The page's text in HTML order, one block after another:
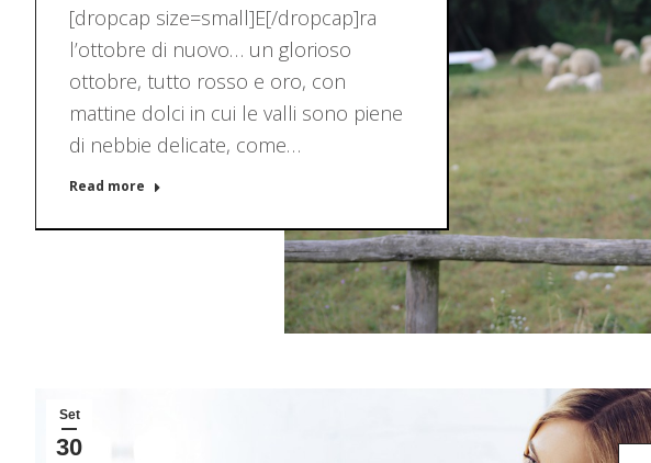
[dropcap size=small]E[/dropcap]ra
l’ottobre di nuovo… un glorioso
ottobre, tutto rosso e oro, con
mattine dolci in cui le valli sono piene
di nebbie delicate, come…
Read more
Set
30